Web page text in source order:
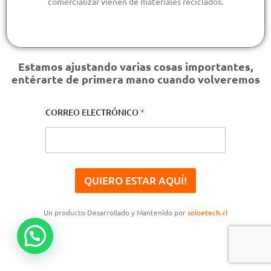
Estamos ajustando varias cosas importantes,
entérarte de primera mano cuando volveremos
CORREO ELECTRÓNICO*
QUIERO ESTAR AQUÍ!
Un producto Desarrollado y Mantenido porsoloetech.cl